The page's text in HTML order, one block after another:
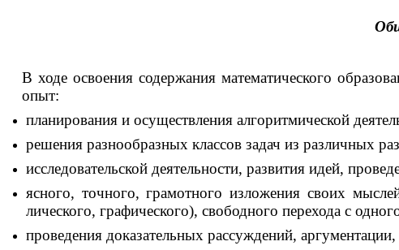
В ходе освоения содержания математического
опыт:
планирования и осуществления алгоритмической
решения разнообразных классов задач из различных
исследовательской деятельности, развития идей,
ясного, точного, грамотного изложения своих
лического, графического), свободного перехода с
проведения доказательных рассуждений,